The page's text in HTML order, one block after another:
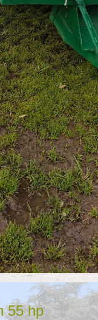
55 hp